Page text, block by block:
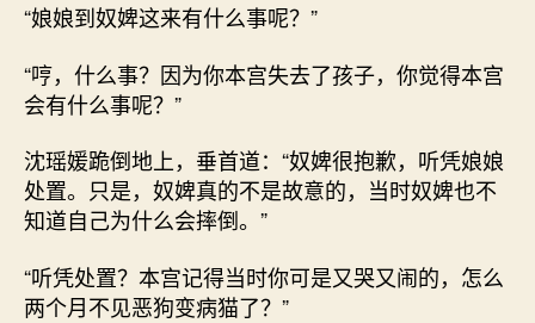
“娘娘到奴婢这来有什么事呢？”
“哼，什么事？因为你本宫失去了孩子，你觉得本宫
会有什么事呢？”
沈瑶媛跪倒地上，垂首道：“奴婢很抱歉，听凭娘娘
处置。只是，奴婢真的不是故意的，当时奴婢也不
知道自己为什么会摔倒。”
“听凭处置？本宫记得当时你可是又哭又闹的，怎么
两个月不见恶狗变病猫了？”